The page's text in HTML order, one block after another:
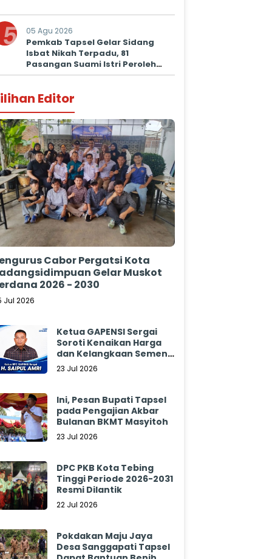
5 05 Agu 2026
Pemkab Tapsel Gelar Sidang
Isbat Nikah Terpadu, 81
Pasangan Suami Istri Peroleh
Kepastian Hukum
Editor
Cabor Pergatsi Kota
Gelar Muskot
2026 - 2030
Jul 2026
Ketua GAPENSI Sergai
Soroti Kenaikan Harga
dan Kelangkaan Semen,
Minta Pemerintah
23 Jul 2026
Ini, Pesan Bupati Tapsel
pada Pengajian Akbar
Bulanan BKMT Masyitoh
23 Jul 2026
DPC PKB Kota Tebing
Tinggi Periode 2026-2031
Resmi Dilantik
22 Jul 2026
Pokdakan Maju Jaya
Desa Sanggapati Tapsel